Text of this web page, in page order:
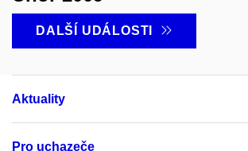
DALŠÍ UDÁLOSTI
Aktuality
Pro uchazeče